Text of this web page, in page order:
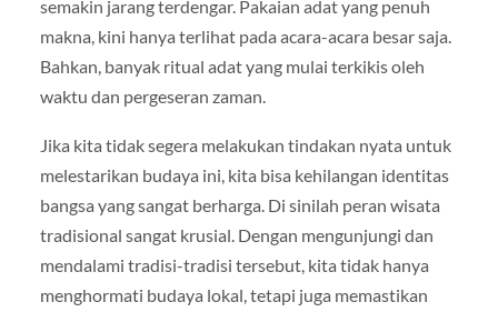
semakin jarang terdengar. Pakaian adat yang penuh
makna, kini hanya terlihat pada acara-acara besar saja.
Bahkan, banyak ritual adat yang mulai terkikis oleh
waktu dan pergeseran zaman.
Jika kita tidak segera melakukan tindakan nyata untuk
melestarikan budaya ini, kita bisa kehilangan identitas
bangsa yang sangat berharga. Di sinilah peran wisata
tradisional sangat krusial. Dengan mengunjungi dan
mendalami tradisi-tradisi tersebut, kita tidak hanya
menghormati budaya lokal, tetapi juga memastikan